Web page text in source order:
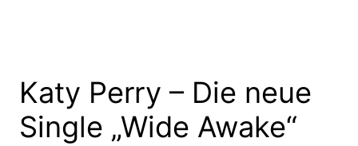
Katy Perry – Die neue
Single „Wide Awake“